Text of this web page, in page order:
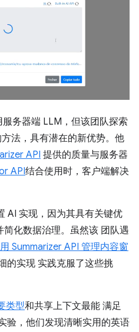
务器端 LLM，但该团队探索
法，具有潜在的新优势。他
API 提供的质量与服务器
API结合使用时，客户端解决
AI 实现，因为其具有关键优
化数据治理。虽然该 团队遇
Summarizer API 管理内容窗
的实现 实践克服了这些挑
类型和共享上下文最能 满足
验，他们发现清晰实用的英语